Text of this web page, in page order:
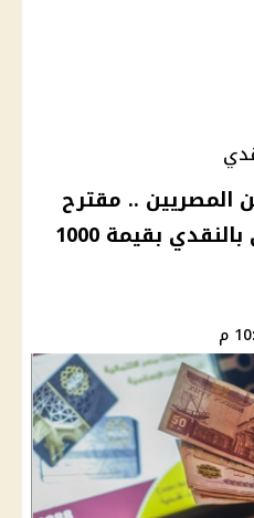
المصريين .. مقترح
باستبدال الدعم العيني بالنقدي بقيمة 1000